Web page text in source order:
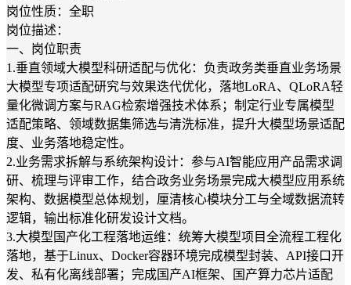
岗位性质：全职
岗位描述：
一、岗位职责
1.垂直领域大模型科研适配与优化：负责政务类垂直业务场景
大模型专项适配研究与效果迭代优化，落地LoRA、QLoRA轻
量化微调方案与RAG检索增强技术体系；制定行业专属模型
适配策略、领域数据集筛选与清洗标准，提升大模型场景适配
度、业务落地稳定性。
2.业务需求拆解与系统架构设计：参与AI智能应用产品需求调
研、梳理与评审工作，结合政务业务场景完成大模型应用系统
架构、数据模型总体规划，厘清核心模块分工与全域数据流转
逻辑，输出标准化研发设计文档。
3.大模型国产化工程落地运维：统筹大模型项目全流程工程化
落地，基于Linux、Docker容器环境完成模型封装、API接口开
发、私有化离线部署；完成国产AI框架、国产算力芯片适配